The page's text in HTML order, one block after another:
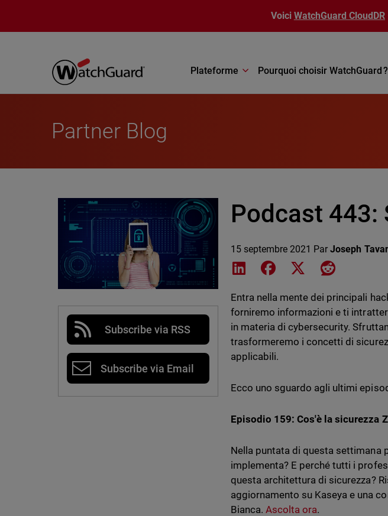
Voici WatchGuard CloudDR
Plateforme Pourquoi choisir WatchGuard ?
Partner Blog
Subscribe via RSS
Subscribe via Email
Podcast
15 septembre 2021 ParJoseph
Share on LinkedIn
Share on Facebook
Share on XShare on
Entra nella mente dei principali
forniremo informazioni e ti
in materia di cybersecurity.
trasformeremo i concetti di
applicabili.
Ecco uno sguardo agli ultimi
Episodio 159: Cos'è la sicurezza
Nella puntata di questa settimana
implementa? E perché tutti i
questa architettura di sicurezza?
aggiornamento su Kaseya e una
Bianca.Ascolta ora.